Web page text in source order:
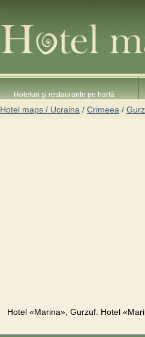
Hoteluri şi restaurante pe hartă
Hotel maps / Ucraina / Crimeea /
Hotel «Marina», Gurzuf. Hotel